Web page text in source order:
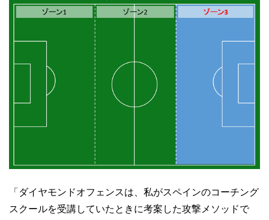
「ダイヤモンドオフェンスは、私がスペインのコーチング
スクールを受講していたときに考案した攻撃メソッドで